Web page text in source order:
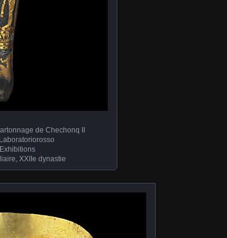
de Chechonq II
XXIIe dynastie